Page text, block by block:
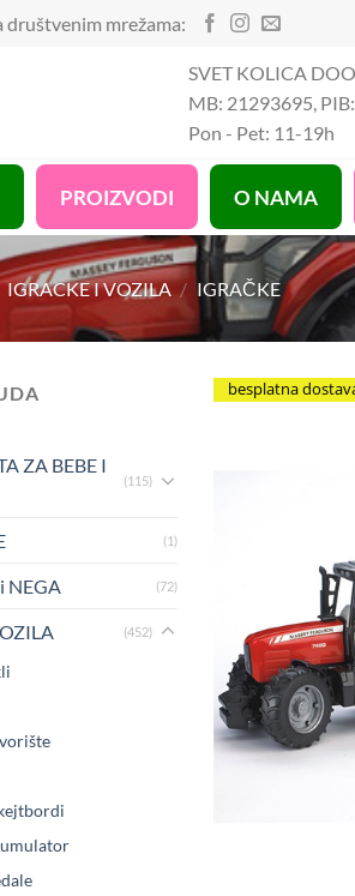
društvenim mrežama:
SVET KOLICA
MB: 21293695,
Pon - Pet: 11-19h
PROIZVODI O NAMA
IGRACKE I VOZILA / IGRAČKE
ZA BEBE I
(115)
(1)
NEGA (72)
(452)
besplatna